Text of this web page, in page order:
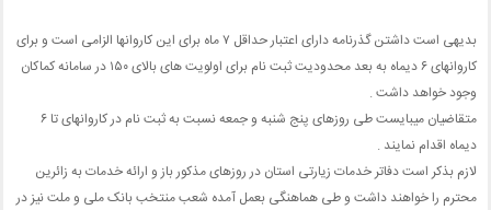
بدیهی است داشتن گذرنامه دارای اعتبار حداقل ۷ ماه برای این کاروانها الزامی است و برای
کاروانهای ۶ دیماه به بعد محدودیت ثبت نام برای اولویت های بالای ۱۵۰ در سامانه کماکان
وجود خواهد داشت .
متقاضیان میبایست طی روزهای پنج شنبه و جمعه نسبت به ثبت نام در کاروانهای تا ۶
دیماه اقدام نمایند .
لازم بذکر است دفاتر خدمات زیارتی استان در روزهای مذکور باز و ارائه خدمات به زائرین
محترم را خواهند داشت و طی هماهنگی بعمل آمده شعب منتخب بانک ملی و ملت نیز در